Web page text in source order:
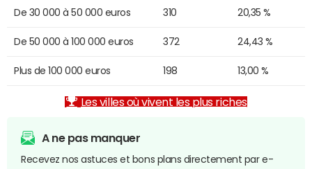
De 30 000 à 50 000 euros 310 20,35 %
De 50 000 à 100 000 euros 372 24,43 %
Plus de 100 000 euros 198 13,00 %
Les villes où vivent les plus riches
A ne pas manquer
Recevez nos astuces et bons plans directement par e-